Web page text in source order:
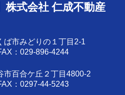
株式会社 仁成不動産
市みどりの１丁目2-1
：029-896-4244
百合ケ丘２丁目4800-2
：0297-44-5243